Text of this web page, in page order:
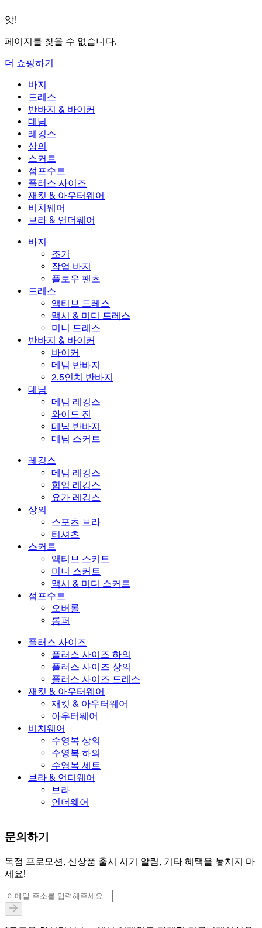
앗!
페이지를 찾을 수 없습니다.
더 쇼핑하기
바지
바지
조거
작업 바지
플로우 팬츠
드레스
드레스
액티브 드레스
맥시 & 미디 드레스
미니 드레스
반바지 & 바이커
반바지 & 바이커
바이커
데님 반바지
2.5인치 반바지
데님
데님
데님 레깅스
와이드 진
데님 반바지
데님 스커트
레깅스
레깅스
데님 레깅스
힙업 레깅스
요가 레깅스
상의
상의
스포츠 브라
티셔츠
스커트
스커트
액티브 스커트
미니 스커트
맥시 & 미디 스커트
점프수트
점프수트
오버롤
롬퍼
플러스 사이즈
플러스 사이즈
플러스 사이즈 하의
플러스 사이즈 상의
플러스 사이즈 드레스
재킷 & 아우터웨어
재킷 & 아우터웨어
재킷 & 아우터웨어
아우터웨어
비치웨어
비치웨어
수영복 상의
수영복 세트
브라 & 언더웨어
브라 & 언더웨어
언더웨어
바지
조거
작업 바지
플로우 팬츠
드레스
액티브 드레스
맥시 & 미디 드레스
미니 드레스
반바지 & 바이커
바이커
데님 반바지
2.5인치 반바지
데님
데님 레깅스
와이드 진
데님 반바지
데님 스커트
레깅스
데님 레깅스
힙업 레깅스
요가 레깅스
상의
스포츠 브라
티셔츠
스커트
액티브 스커트
미니 스커트
맥시 & 미디 스커트
점프수트
오버롤
롬퍼
플러스 사이즈
플러스 사이즈 하의
플러스 사이즈 상의
플러스 사이즈 드레스
재킷 & 아우터웨어
재킷 & 아우터웨어
아우터웨어
비치웨어
수영복 상의
수영복 하의
수영복 세트
브라 & 언더웨어
브라
언더웨어
문의하기
독점 프로모션, 신상품 출시 시기 알림, 기타 혜택을 놓치지 마
세요!